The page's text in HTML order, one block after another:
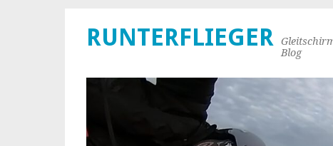
RUNTERFLIEGER
Blog